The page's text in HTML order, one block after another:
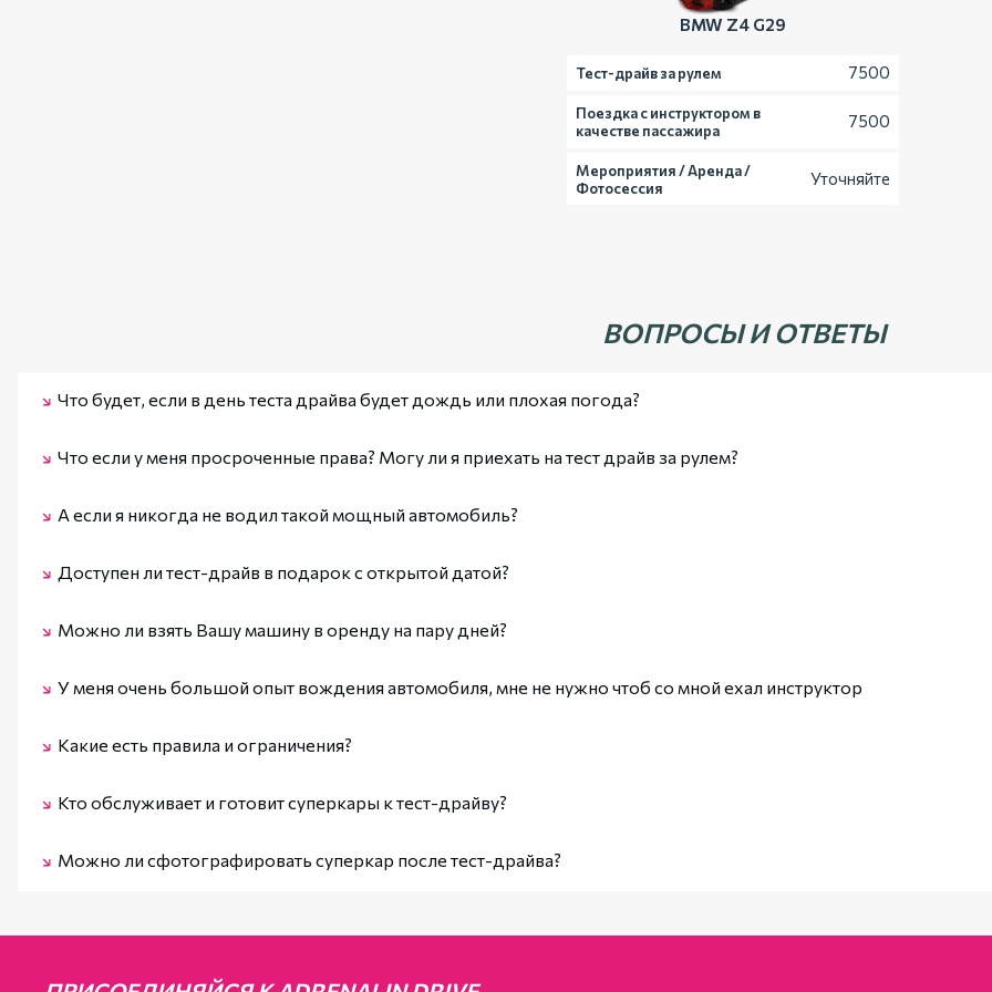
BMW Z4 G29
Тест-драйв за рулем 7500
Поездка с инструктором в
качестве пассажира
7500
Мероприятия / Аренда /
Фотосессия
Уточняйте
ВОПРОСЫ И ОТВЕТЫ
Что будет, если в день теста драйва будет дождь или плохая погода?
Что если у меня просроченные права? Могу ли я приехать на тест драйв за рулем?
оставляем за собой право, отказать в тест-драйве.
А если я никогда не водил такой мощный автомобиль?
находится рядом и давать рекомендации по управлению.
Доступен ли тест-драйв в подарок с открытой датой?
Можно ли взять Вашу машину в оренду на пару дней?
У меня очень большой опыт вождения автомобиля, мне не нужно чтоб со мной ехал инструктор
соглашается приняв"Публичную Оферту"
Какие есть правила и ограничения?
Кто обслуживает и готовит суперкары к тест-драйву?
автоспорта.
Можно ли сфотографировать суперкар после тест-драйва?